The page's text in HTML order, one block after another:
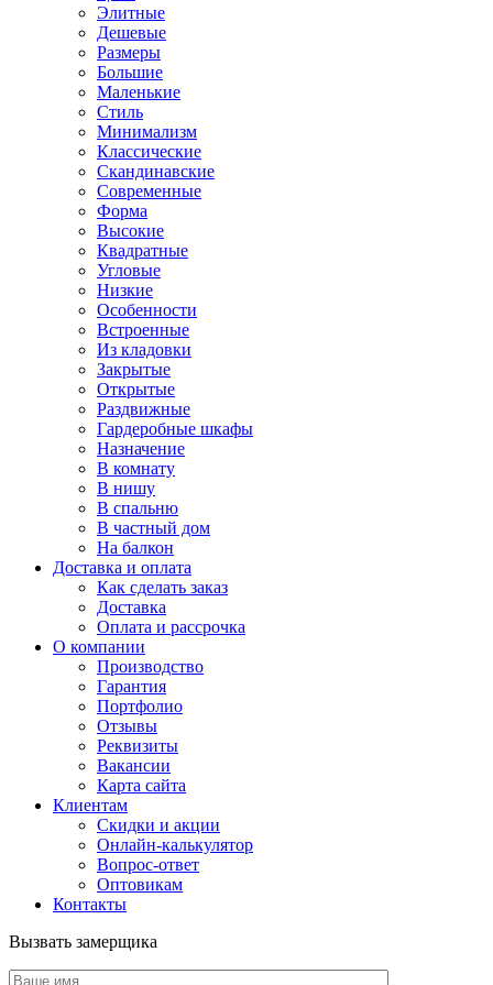
Элитные
Дешевые
Размеры
Большие
Маленькие
Стиль
Минимализм
Классические
Скандинавские
Современные
Форма
Высокие
Квадратные
Угловые
Низкие
Особенности
Встроенные
Из кладовки
Закрытые
Открытые
Раздвижные
Гардеробные шкафы
Назначение
В комнату
В нишу
В спальню
В частный дом
На балкон
Доставка и оплата
Как сделать заказ
Доставка
Оплата и рассрочка
О компании
Производство
Гарантия
Портфолио
Отзывы
Реквизиты
Вакансии
Карта сайта
Клиентам
Скидки и акции
Онлайн-калькулятор
Вопрос-ответ
Оптовикам
Контакты
Вызвать замерщика